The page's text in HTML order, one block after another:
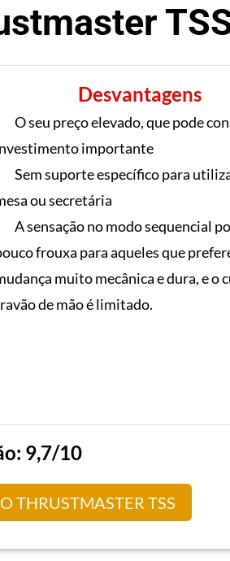
Desvantagens
O seu preço elevado, que pode
importante
Sem suporte específico para
ou secretária
A sensação no modo sequencial
frouxa para aqueles que
muito mecânica e dura, e o
de mão é limitado.
9,7/10
THRUSTMASTER TSS